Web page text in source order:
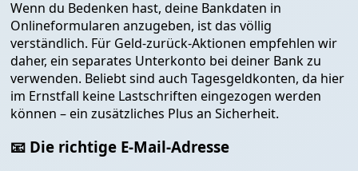
Wenn du Bedenken hast, deine Bankdaten in
Onlineformularen anzugeben, ist das völlig
verständlich. Für Geld-zurück-Aktionen empfehlen wir
daher, ein separates Unterkonto bei deiner Bank zu
verwenden. Beliebt sind auch Tagesgeldkonten, da hier
im Ernstfall keine Lastschriften eingezogen werden
können – ein zusätzliches Plus an Sicherheit.
📧 Die richtige E-Mail-Adresse